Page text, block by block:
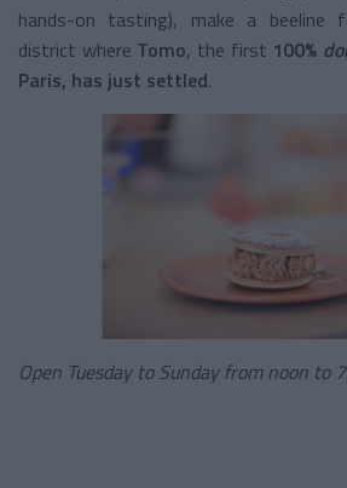
hands-on tasting), make a beeline
district where Tomo, the first 100%
Paris, has just settled.
Open Tuesday to Sunday from noon to